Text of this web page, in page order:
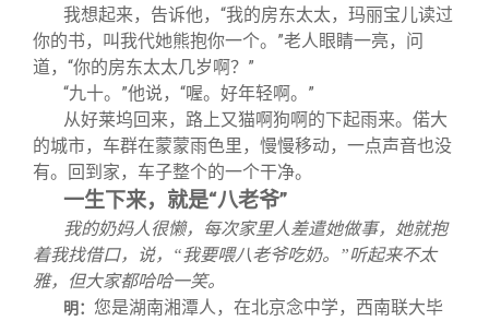
我想起来，告诉他，“我的房东太太，玛丽宝儿读过
你的书，叫我代她熊抱你一个。”老人眼睛一亮，问
道，“你的房东太太几岁啊？”
“九十。”他说，“喔。好年轻啊。”
从好莱坞回来，路上又猫啊狗啊的下起雨来。偌大
的城市，车群在蒙蒙雨色里，慢慢移动，一点声音也没
有。回到家，车子整个的一个干净。
一生下来，就是“八老爷”
我的奶妈人很懒，每次家里人差遣她做事，她就抱
着我找借口，说，“我要喂八老爷吃奶。”听起来不太
雅，但大家都哈哈一笑。
明： 您是湖南湘潭人，在北京念中学，西南联大毕